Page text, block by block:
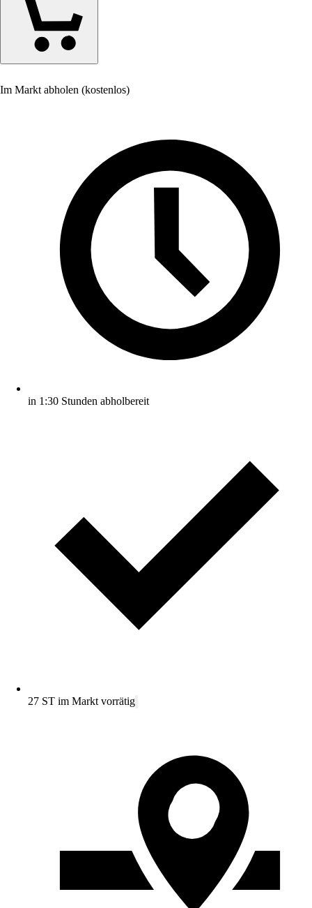
Im Markt abholen (kostenlos)
in 1:30 Stunden abholbereit
27 ST im Markt vorrätig